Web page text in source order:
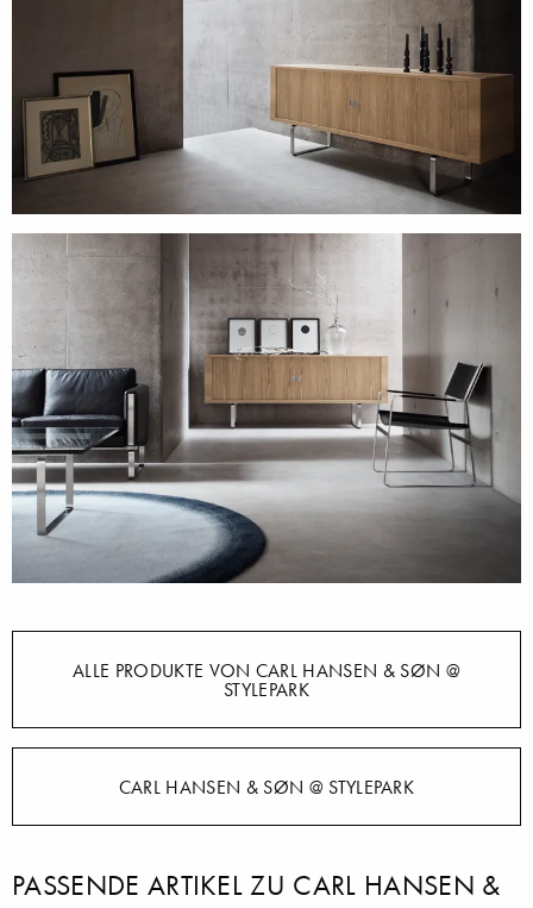
ALLE PRODUKTE VON CARL HANSEN & SØN @
STYLEPARK
CARL HANSEN & SØN @ STYLEPARK
PASSENDE ARTIKEL ZU CARL HANSEN &